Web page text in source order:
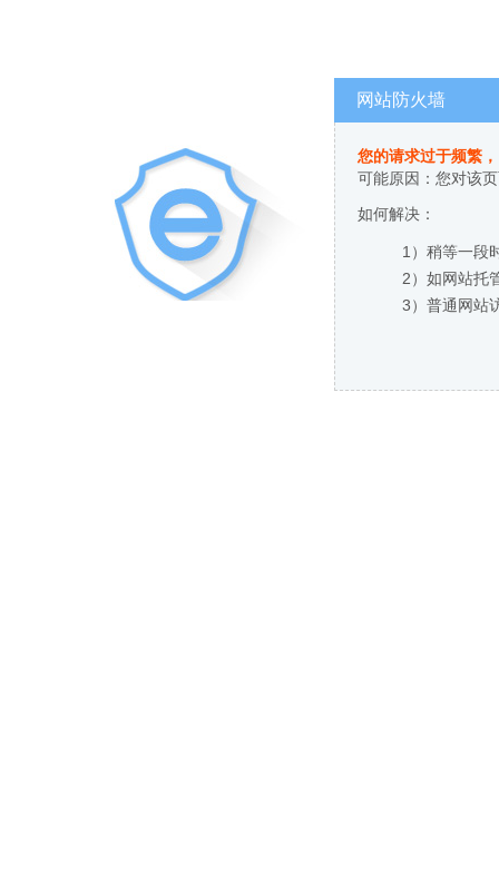
网站防火墙
您的请求过于频繁
可能原因：您对该
如何解决：
1）稍等一段
2）如网站托
3）普通网站